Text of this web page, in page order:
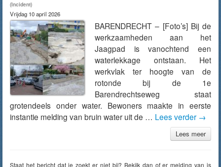
(Incident)
Vrijdag 10 april 2026
BARENDRECHT – [Foto’s] Bij de
werkzaamheden aan het
Jaagpad is vanochtend een
waterlekkage ontstaan. Het
werkvlak ter hoogte van de
rotonde bij de 1e
Barendrechtseweg staat
grotendeels onder water. Bewoners maakte in eerste
instantie melding van bruin water uit de … Lees verder →
Lees meer
Staat het bericht dat je zoekt er niet bij? Bekijk dan of er melding van is